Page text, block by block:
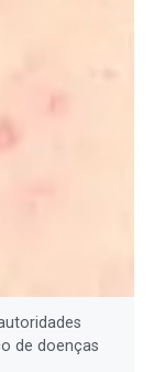
de doenças